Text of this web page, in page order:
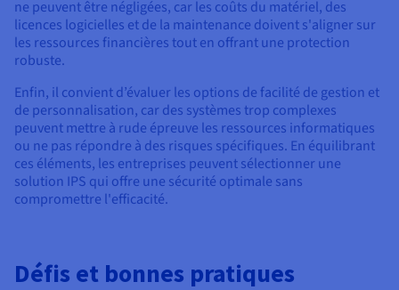
ne peuvent être négligées, car les coûts du matériel, des
licences logicielles et de la maintenance doivent s'aligner sur
les ressources financières tout en offrant une protection
robuste.
Enfin, il convient d’évaluer les options de facilité de gestion et
de personnalisation, car des systèmes trop complexes
peuvent mettre à rude épreuve les ressources informatiques
ou ne pas répondre à des risques spécifiques. En équilibrant
ces éléments, les entreprises peuvent sélectionner une
solution IPS qui offre une sécurité optimale sans
compromettre l'efficacité.
Défis et bonnes pratiques